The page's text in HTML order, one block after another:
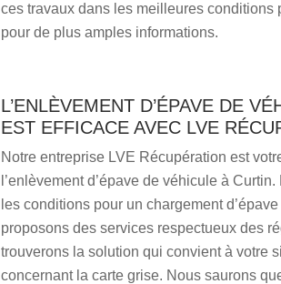
ces travaux dans les meilleures conditions
pour de plus amples informations.
L’ENLÈVEMENT D’ÉPAVE DE
EST EFFICACE AVEC LVE
Notre entreprise LVE Récupération est
l’enlèvement d’épave de véhicule à
les conditions pour un chargement
proposons des services respectueux des
trouverons la solution qui convient à votre
concernant la carte grise. Nous saurons